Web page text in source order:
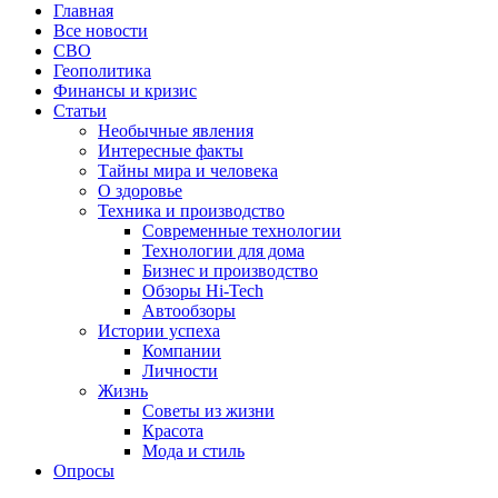
Главная
Все новости
СВО
Геополитика
Финансы и кризис
Статьи
Необычные явления
Интересные факты
Тайны мира и человека
О здоровье
Техника и производство
Современные технологии
Технологии для дома
Бизнес и производство
Обзоры Hi-Tech
Автообзоры
Истории успеха
Компании
Личности
Жизнь
Советы из жизни
Красота
Мода и стиль
Опросы